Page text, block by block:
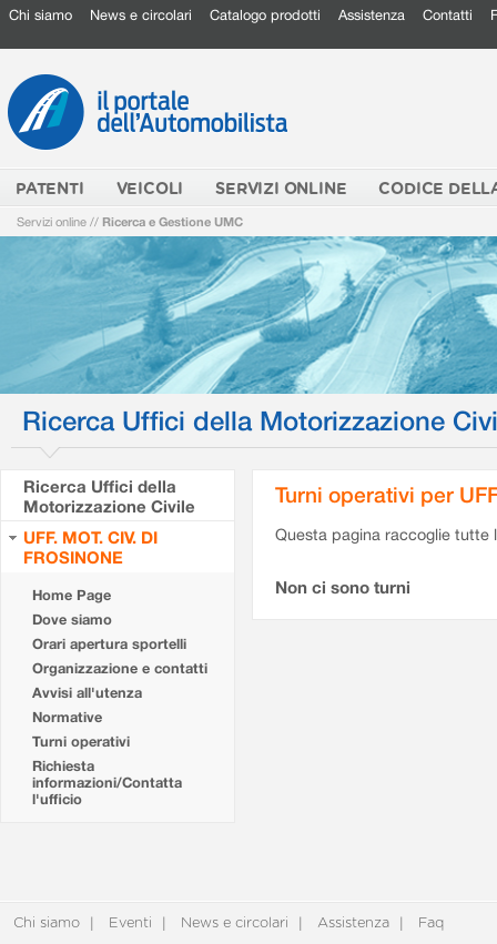
Chi siamo News e circolari Catalogo prodotti Assistenza Contatti
PATENTI VEICOLI SERVIZI ONLINE CODICE
Servizi online // Ricerca e Gestione UMC
Ricerca Uffici della Motorizzazione
Ricerca Uffici della
Motorizzazione Civile
UFF. MOT. CIV. DI
FROSINONE
Home Page
Dove siamo
Orari apertura sportelli
Organizzazione e contatti
Avvisi all'utenza
Normative
Turni operativi
Richiesta
informazioni/Contatta
l'ufficio
Turni operativi per
Questa pagina raccoglie tutte
Non ci sono turni
Chi siamo Eventi News e circolari Assistenza Faq